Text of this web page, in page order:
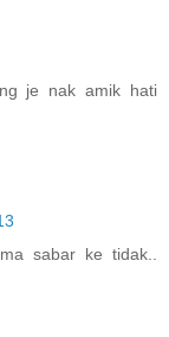
je nak amik hati
sabar ke tidak..